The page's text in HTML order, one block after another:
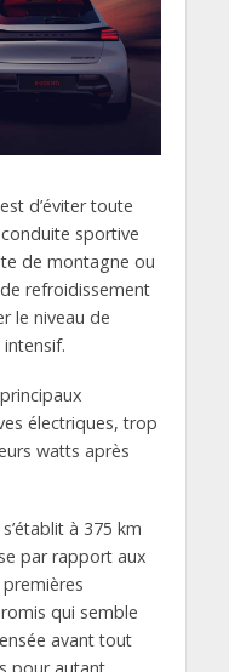
est d’éviter toute
sportive
de montagne ou
refroidissement
le niveau de
électriques, trop
watts après
à 375 km
par rapport aux
qui semble
avant tout